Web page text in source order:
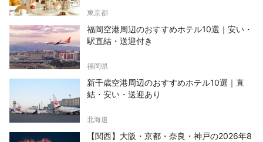
東京都
福岡空港周辺のおすすめホテル10選｜安い・
駅直結・送迎付き
福岡県
新千歳空港周辺のおすすめホテル10選｜直
結・安い・送迎あり
北海道
【関西】大阪・京都・奈良・神戸の2026年8